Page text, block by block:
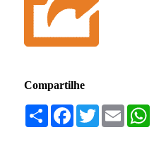
Compartilhe
Compartilhar
Facebook
TwitterEmail